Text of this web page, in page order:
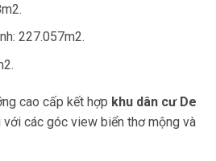
227.057m2.
cao cấp kết hợp khu dân cư De
các góc view biển thơ mộng và